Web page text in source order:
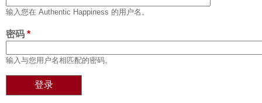
输入您在 Authentic Happiness 的用户名。
密码 *
输入与您用户名相匹配的密码。